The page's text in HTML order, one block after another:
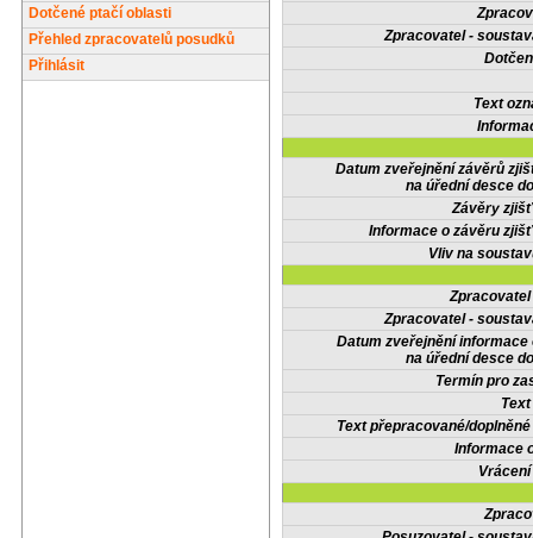
Dotčené ptačí oblasti
Přehled zpracovatelů posudků
Přihlásit
Zpracovatel -
Text
Datum zveřejnění závěrů
na úřední desce
Závěry
Informace o závěru
Vliv na
Zpracovatel -
Datum zveřejnění informace
na úřední desce
Termín pro
Text přepracované/
Informace